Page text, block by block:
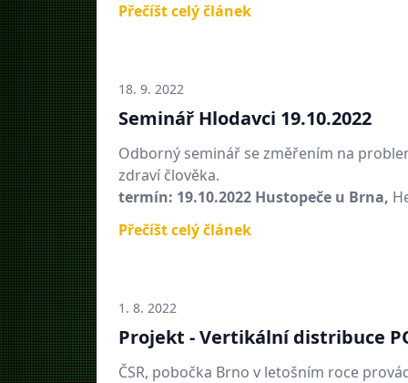
Přečíšt celý článek
18. 9. 2022
Seminář Hlodavci 19.10.2022
Odborný seminář se změřením na
zdraví člověka.
termín: 19.10.2022 Hustopeče u Brna,
Přečíšt celý článek
1. 8. 2022
Projekt - Vertikální distribuce
ČSR, pobočka Brno v letošním roce